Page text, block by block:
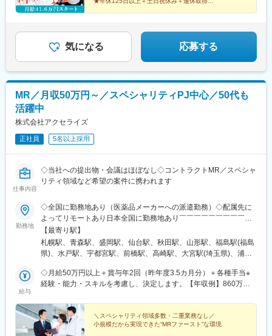
度年収は700万円以上！◎最大年収900万円以上も目指せる
万円／42歳（入社4年） 920万円／45歳（入社6年） ※諸手当含む
気になる 応募する
MR／月収50万円～／スペシャリティPJ中心／50代も
活躍中
株式会社アクセライズ
正社員 5名以上採用
仕事内容
◇当社への提出物・会議はほぼなし◇コントラクトMR／スペシャ
リティ領域など希望の案件に携われます
勤務地
◇全国に勤務地あり（医薬品メーカーへの派遣勤務）◇配属先に
よってリモートあり日本全国に勤務地あり￣￣￣￣￣￣￣￣￣￣
北海道から沖縄県まで…日本全国に勤務地があります。配属先に
ついては希望を最大限に考慮して決定！U・Iターン就職も大歓迎
です。
【最寄り駅】
札幌駅、青森駅、盛岡駅、仙台駅、秋田駅、山形駅、福島駅(福島
県)、水戸駅、宇都宮駅、前橋駅、高崎駅、大宮駅(埼玉県)、浦和
都)、横浜駅、京急川崎駅、新潟駅、富山駅、金沢駅、福井駅、甲
府駅、長野駅、岐阜駅、静岡駅、名古屋駅、津駅、大津駅、京都
駅、岡山駅、広島駅、山口駅(山口県)、徳島駅、高松駅(香川県)、
松山駅(愛媛県)、高知駅、博多駅、佐賀駅、長崎駅(長崎県)、熊本
駅、大分駅、宮崎駅、鹿児島中央駅前駅、さっぽろ駅、仙台駅(地
給与
◇月給50万円以上＋賞与年2回（昨年度3.5カ月分）＋各種手当※
経験・能力・スキルを考慮し、決定します。【年収例】860万円
700万円／30歳（月給51万円+賞与）
＼スペシャリティ領域多数・二重業務なし／
小規模だから実現できた“MRファースト”な環境